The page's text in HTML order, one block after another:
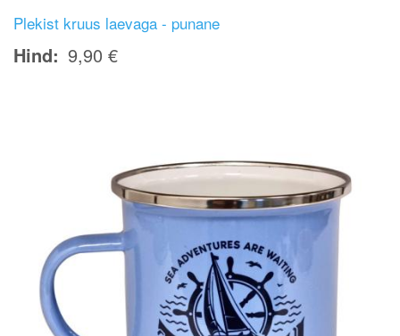
Plekist kruus laevaga - punane
Hind 9,90 €